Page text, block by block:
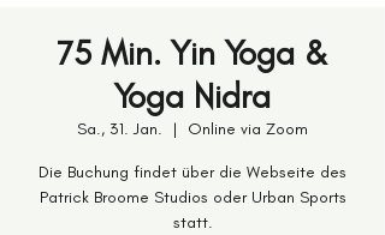
75 Min. Yin Yoga &
Yoga Nidra
Sa., 31. Jan.
  |
Online via Zoom
Die Buchung findet über die Webseite des
Patrick Broome Studios oder Urban Sports
statt.